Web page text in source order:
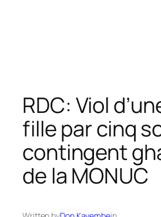
RDC: Viol
fille par cinq
contingent
de la MONUC